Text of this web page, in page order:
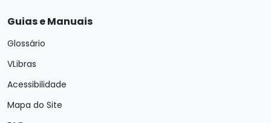
Guias e Manuais
Glossário
VLibras
Acessibilidade
Mapa do Site